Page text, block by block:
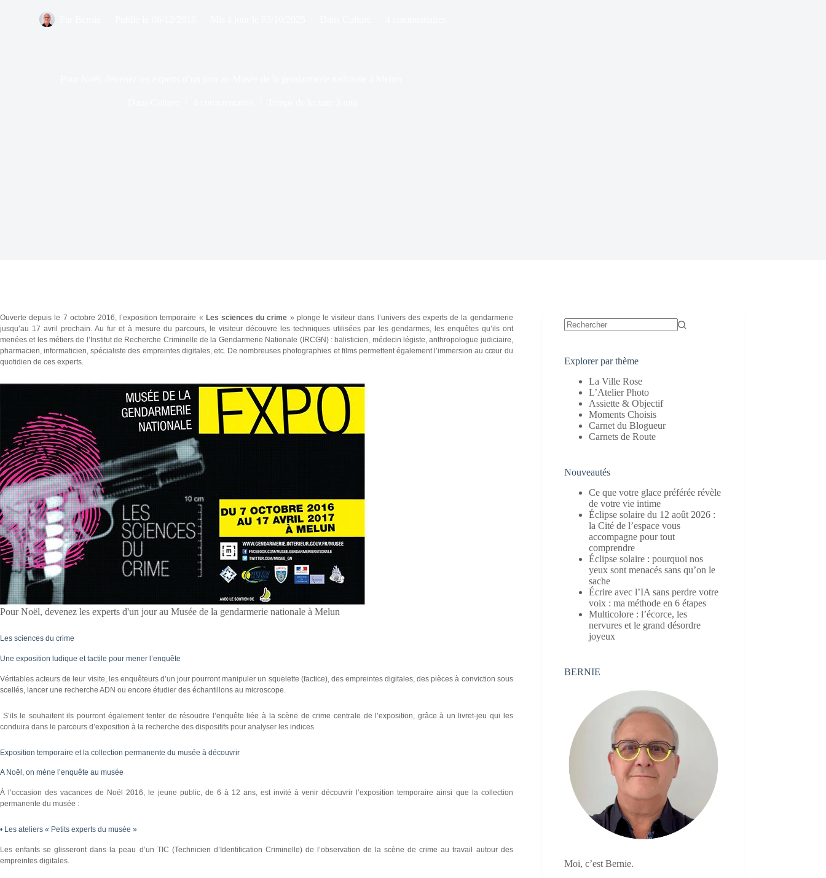
Ouverte depuis le 7 octobre 2016, l’exposition temporaire « Les sciences du crime » plonge le visiteur dans l’univers des experts de la gendarmerie
jusqu’au 17 avril prochain. Au fur et à mesure du parcours, le visiteur découvre les techniques utilisées par les gendarmes, les enquêtes qu’ils ont
menées et les métiers de l’Institut de Recherche Criminelle de la Gendarmerie Nationale (IRCGN) : balisticien, médecin légiste, anthropologue judiciaire,
pharmacien, informaticien, spécialiste des empreintes digitales, etc. De nombreuses photographies et films permettent également l’immersion au cœur du
quotidien de ces experts.
Pour Noël, devenez les experts d'un jour au Musée de la gendarmerie nationale à Melun
Les sciences du crime
Une exposition ludique et tactile pour mener l’enquête
Véritables acteurs de leur visite, les enquêteurs d’un jour pourront manipuler un squelette (factice), des empreintes digitales, des pièces à conviction sous
scellés, lancer une recherche ADN ou encore étudier des échantillons au microscope.
S’ils le souhaitent ils pourront également tenter de résoudre l’enquête liée à la scène de crime centrale de l’exposition, grâce à un livret-jeu qui les
conduira dans le parcours d’exposition à la recherche des dispositifs pour analyser les indices.
Exposition temporaire et la collection permanente du musée à découvrir
A Noël, on mène l’enquête au musée
À l’occasion des vacances de Noël 2016, le jeune public, de 6 à 12 ans, est invité à venir découvrir l’exposition temporaire ainsi que la collection
permanente du musée :
• Les ateliers « Petits experts du musée »
Les enfants se glisseront dans la peau d’un TIC (Technicien d’Identification Criminelle) de l’observation de la scène de crime au travail autour des
empreintes digitales.
Explorer par thème
La Ville Rose
L’Atelier Photo
Assiette & Objectif
Moments Choisis
Carnet du Blogueur
Carnets de Route
Nouveautés
Ce que votre glace préférée révèle
de votre vie intime
Éclipse solaire du 12 août 2026 :
la Cité de l’espace vous
accompagne pour tout
comprendre
Éclipse solaire : pourquoi nos
yeux sont menacés sans qu’on le
sache
Écrire avec l’IA sans perdre votre
voix : ma méthode en 6 étapes
Multicolore : l’écorce, les
nervures et le grand désordre
joyeux
BERNIE
Moi, c’est Bernie.